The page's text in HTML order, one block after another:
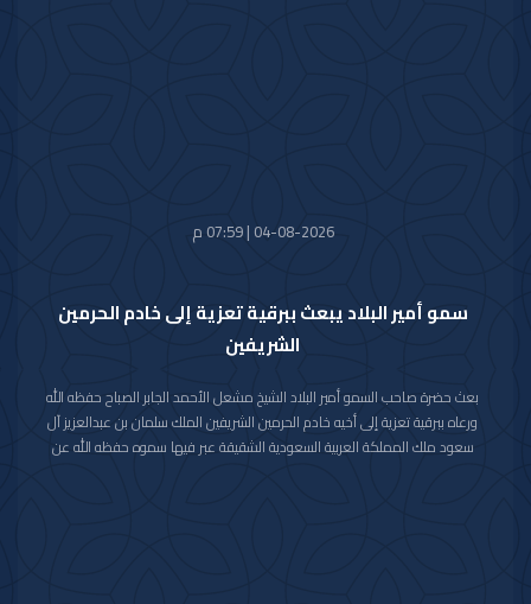
04-08-2026 | 07:59 م
سمو أمير البلاد يبعث ببرقية تعزية إلى خادم الحرمين
الشريفين
بعث حضرة صاحب السمو أمير البلاد الشيخ مشعل الأحمد الجابر الصباح حفظه الله
ورعاه ببرقية تعزية إلى أخيه خادم الحرمين الشريفين الملك سلمان بن عبدالعزيز آل
سعود ملك المملكة العربية السعودية الشقيقة عبر فيها سموه حفظه الله عن